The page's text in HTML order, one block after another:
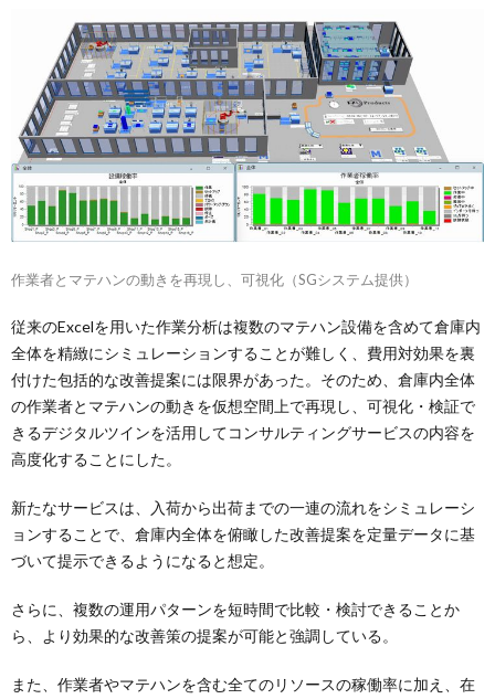
作業者とマテハンの動きを再現し、可視化（SGシステム提供）
従来のExcelを用いた作業分析は複数のマテハン設備を含めて倉庫内
全体を精緻にシミュレーションすることが難しく、費用対効果を裏
付けた包括的な改善提案には限界があった。そのため、倉庫内全体
の作業者とマテハンの動きを仮想空間上で再現し、可視化・検証で
きるデジタルツインを活用してコンサルティングサービスの内容を
高度化することにした。
新たなサービスは、入荷から出荷までの一連の流れをシミュレーシ
ョンすることで、倉庫内全体を俯瞰した改善提案を定量データに基
づいて提示できるようになると想定。
さらに、複数の運用パターンを短時間で比較・検討できることか
ら、より効果的な改善策の提案が可能と強調している。
また、作業者やマテハンを含む全てのリソースの稼働率に加え、在